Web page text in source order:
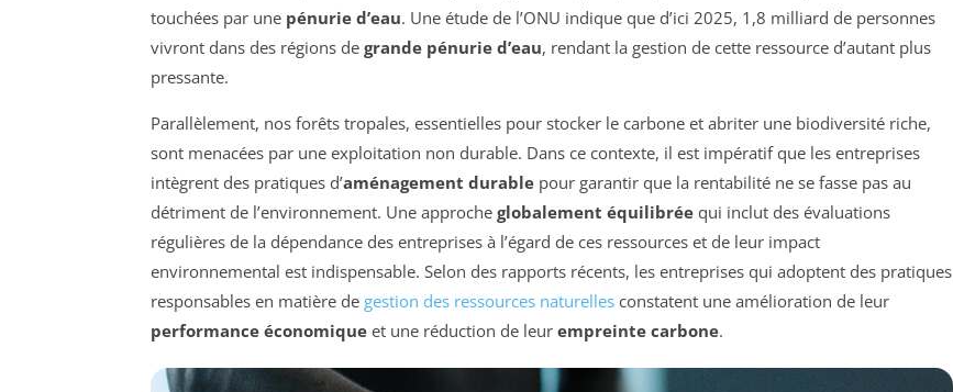
touchées par une pénurie d’eau. Une étude de l’ONU indique que d’ici 2025, 1,8 milliard de personnes
vivront dans des régions de grande pénurie d’eau, rendant la gestion de cette ressource d’autant plus
pressante.
Parallèlement, nos forêts tropales, essentielles pour stocker le carbone et abriter une biodiversité riche,
sont menacées par une exploitation non durable. Dans ce contexte, il est impératif que les entreprises
intègrent des pratiques d’aménagement durable pour garantir que la rentabilité ne se fasse pas au
détriment de l’environnement. Une approche globalement équilibrée qui inclut des évaluations
régulières de la dépendance des entreprises à l’égard de ces ressources et de leur impact
environnemental est indispensable. Selon des rapports récents, les entreprises qui adoptent des pratiques
responsables en matière de gestion des ressources naturelles constatent une amélioration de leur
performance économique et une réduction de leur empreinte carbone.